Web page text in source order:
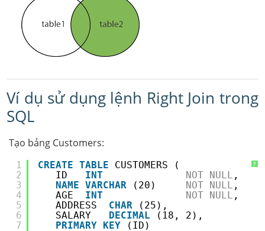
Ví dụ sử dụng lệnh Right Join trong
SQL
Tạo bảng Customers:
?
1
2
3
4
5
6
7
CREATE TABLE
CUSTOMERS (
ID INT NOT NULL ,
NAME
VARCHAR (20) NOT NULL ,
AGE INT NOT NULL ,
ADDRESS CHAR
(25),
SALARY DECIMAL
(18, 2),
PRIMARY KEY
(ID)